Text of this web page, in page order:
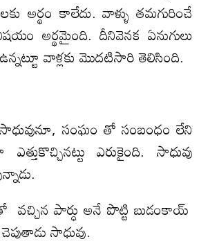
అర్థం కాలేదు. వాళ్ళు తమగురించే
అర్థమైంది. దీనివెనక ఏనుగులు
వాళ్లకు మొదటిసారి తెలిసింది.
సంఘం తో సంబంధం లేని
ఎరుకైంది. సాధువు
వచ్చిన పార్ధు అనే పొట్టి బుడంకాయ్
సాధువు.